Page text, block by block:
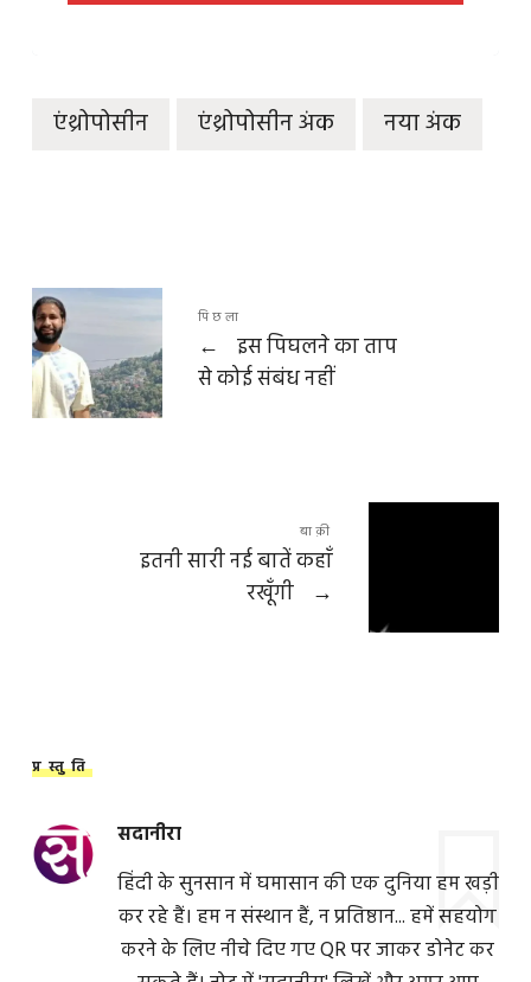
एंथ्रोपोसीन एंथ्रोपोसीन अंक नया अंक
पिछला
←
इस पिघलने का ताप
से कोई संबंध नहीं
बाक़ी
इतनी सारी नई बातें कहाँ
रखूँगी
→
प्रस्तुति
सदानीरा
हिंदी के सुनसान में घमासान की एक दुनिया हम खड़ी
कर रहे हैं। हम न संस्थान हैं, न प्रतिष्ठान... हमें सहयोग
करने के लिए नीचे दिए गए QR पर जाकर डोनेट कर